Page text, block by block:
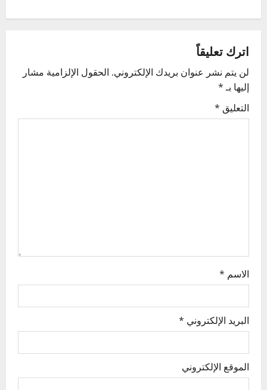
a
v
i
n
اترك تعليقاً
لن يتم نشر عنوان بريدك الإلكتروني. الحقول الإلزامية مشار
إليها بـ*
التعليق *
الاسم *
البريد الإلكتروني *
الموقع الإلكتروني